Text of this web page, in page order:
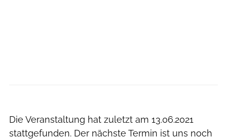
Die Veranstaltung hat zuletzt am 13.06.2021
stattgefunden. Der nächste Termin ist uns noch